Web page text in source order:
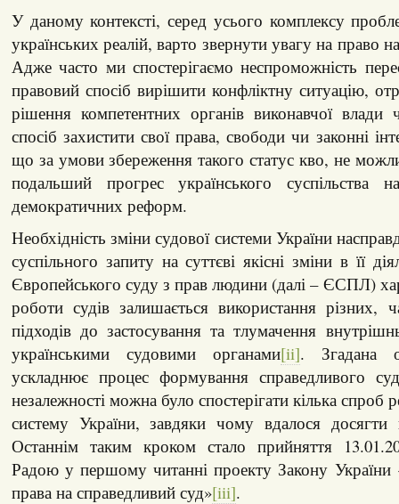
У даному контексті, серед усього комплексу
українських реалій, варто звернути увагу на право
Адже часто ми спостерігаємо неспроможність
правовий спосіб вирішити конфліктну ситуацію,
рішення компетентних органів виконавчої
спосіб захистити свої права, свободи чи законні
що за умови збереження такого статус кво, не
подальший прогрес українського суспільства
демократичних реформ.
Необхідність зміни судової системи України
суспільного запиту на суттєві якісні зміни в її
Європейського суду з прав людини (далі – ЄСПЛ)
роботи судів залишається використання різних,
підходів до застосування та тлумачення
українськими судовими органами[ii]. Згадана
ускладнює процес формування справедливого
незалежності можна було спостерігати кілька спроб
систему України, завдяки чому вдалося досягти
Останнім таким кроком стало прийняття
Радою у першому читанні проекту Закону України
права на справедливий суд»[iii].